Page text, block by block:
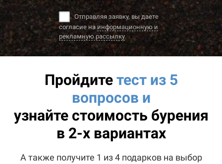
Отправляя заявку, вы даете
согласие наинформационную и
рекламную рассылку
Пройдитетест из 5
вопросов и
узнайте стоимость бурения
в 2-х вариантах
А также получите 1 из 4 подарков на выбор